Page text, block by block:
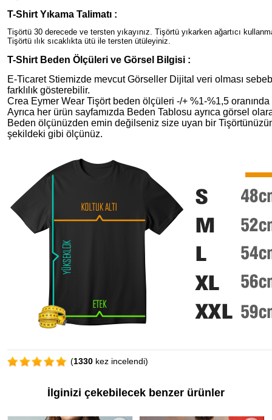
T-Shirt Yıkama Talimatı :
Tişörtü 30 derecede ve tersten yıkayınız. Tişörtü yıkarken ağartıcı
Tişörtü ılık sıcaklıkta ütü ile tersten ütüleyiniz.
T-Shirt Beden Ölçüleri ve Görsel Bilgisi :
E-Ticaret Stiemizde mevcut Görseller Dijital veri olması
farklılık gösterebilir.
Crea Eymer Wear Tişört beden ölçüleri -/+ %1-%1,5
Ayrıca her ürün sayfamızda Beden Tablosu ayrıca görsel
Beden ölçünüzden emin değilseniz size uyan bir
şekildeki gibi ölçünüz.
(1330 kez incelendi)
İlginizi çekebilecek benzer ürünler